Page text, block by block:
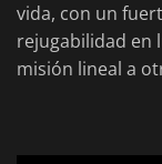
vida, con un
rejugabilidad en
misión lineal a